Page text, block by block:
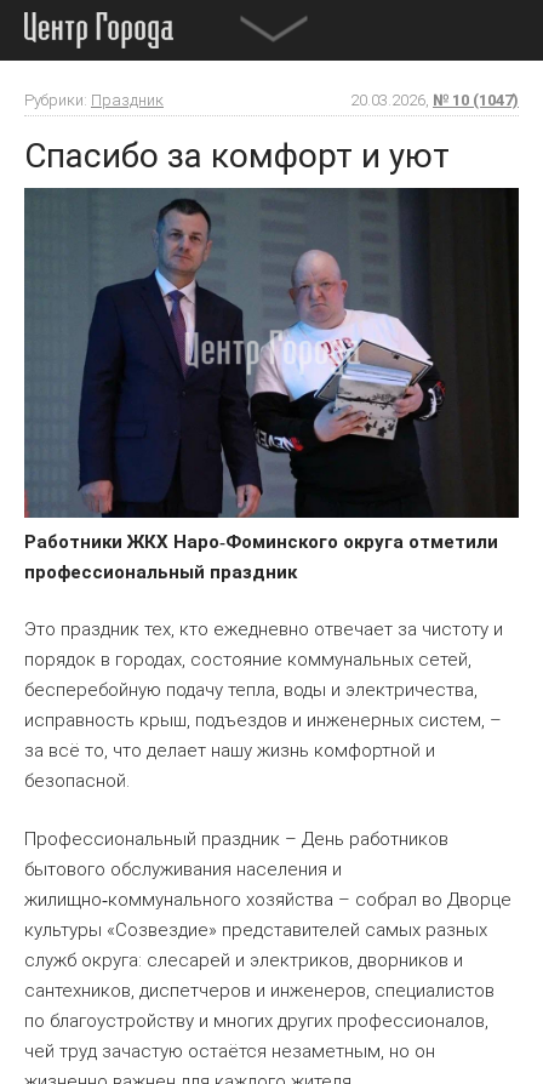
20.03.2026, № 10 (1047)
Рубрики: Праздник
Спасибо за комфорт и уют
Работники ЖКХ Наро‑Фоминского округа отметили
профессиональный праздник
Это праздник тех, кто ежедневно отвечает за чистоту и
порядок в городах, состояние коммунальных сетей,
бесперебойную подачу тепла, воды и электричества,
исправность крыш, подъездов и инженерных систем, –
за всё то, что делает нашу жизнь комфортной и
безопасной.
Профессиональный праздник – День работников
бытового обслуживания населения и
жилищно‑коммунального хозяйства – собрал во Дворце
культуры «Созвездие» представителей самых разных
служб округа: слесарей и электриков, дворников и
сантехников, диспетчеров и инженеров, специалистов
по благоустройству и многих других профессионалов,
чей труд зачастую остаётся незаметным, но он